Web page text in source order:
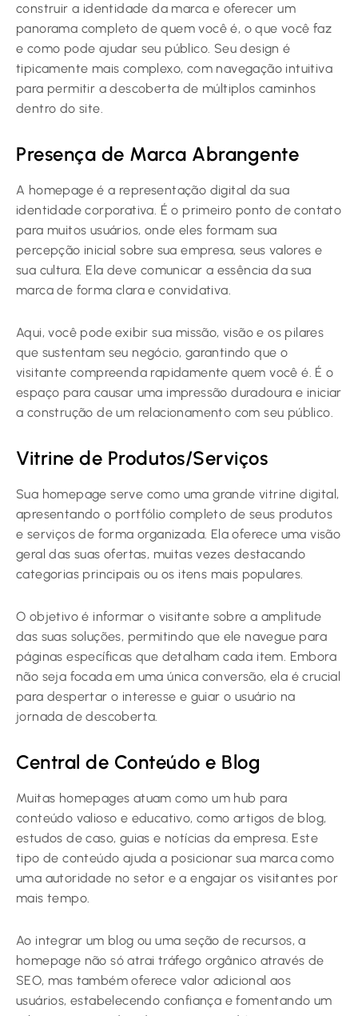
construir a identidade da marca e oferecer um
panorama completo de quem você é, o que você faz
e como pode ajudar seu público. Seu design é
tipicamente mais complexo, com navegação intuitiva
para permitir a descoberta de múltiplos caminhos
dentro do site.
Presença de Marca Abrangente
A homepage é a representação digital da sua
identidade corporativa. É o primeiro ponto de contato
para muitos usuários, onde eles formam sua
percepção inicial sobre sua empresa, seus valores e
sua cultura. Ela deve comunicar a essência da sua
marca de forma clara e convidativa.
Aqui, você pode exibir sua missão, visão e os pilares
que sustentam seu negócio, garantindo que o
visitante compreenda rapidamente quem você é. É o
espaço para causar uma impressão duradoura e iniciar
a construção de um relacionamento com seu público.
Vitrine de Produtos/Serviços
Sua homepage serve como uma grande vitrine digital,
apresentando o portfólio completo de seus produtos
e serviços de forma organizada. Ela oferece uma visão
geral das suas ofertas, muitas vezes destacando
categorias principais ou os itens mais populares.
O objetivo é informar o visitante sobre a amplitude
das suas soluções, permitindo que ele navegue para
páginas específicas que detalham cada item. Embora
não seja focada em uma única conversão, ela é crucial
para despertar o interesse e guiar o usuário na
jornada de descoberta.
Central de Conteúdo e Blog
Muitas homepages atuam como um hub para
conteúdo valioso e educativo, como artigos de blog,
estudos de caso, guias e notícias da empresa. Este
tipo de conteúdo ajuda a posicionar sua marca como
uma autoridade no setor e a engajar os visitantes por
mais tempo.
Ao integrar um blog ou uma seção de recursos, a
homepage não só atrai tráfego orgânico através de
SEO, mas também oferece valor adicional aos
usuários, estabelecendo confiança e fomentando um